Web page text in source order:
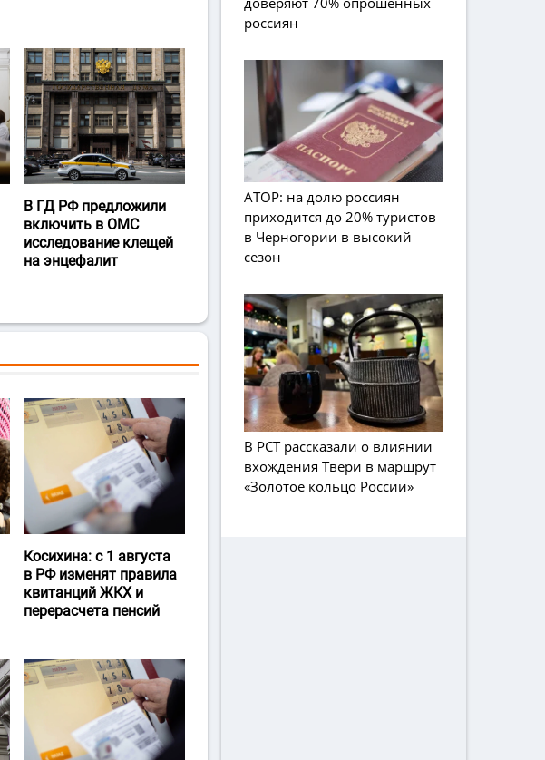
В ГД РФ предложили
включить в ОМС
исследование клещей
на энцефалит
Косихина: с 1 августа
в РФ изменят правила
квитанций ЖКХ и
перерасчета пенсий
россиян
АТОР: на долю россиян
приходится до 20% туристов
в Черногории в высокий
сезон
В РСТ рассказали о влиянии
вхождения Твери в маршрут
«Золотое кольцо России»